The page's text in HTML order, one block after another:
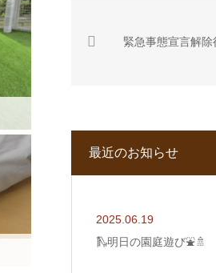
緊急事態宣言解
最近のお知らせ
2025.06.19
🛝明日の園庭遊び⛲🚿